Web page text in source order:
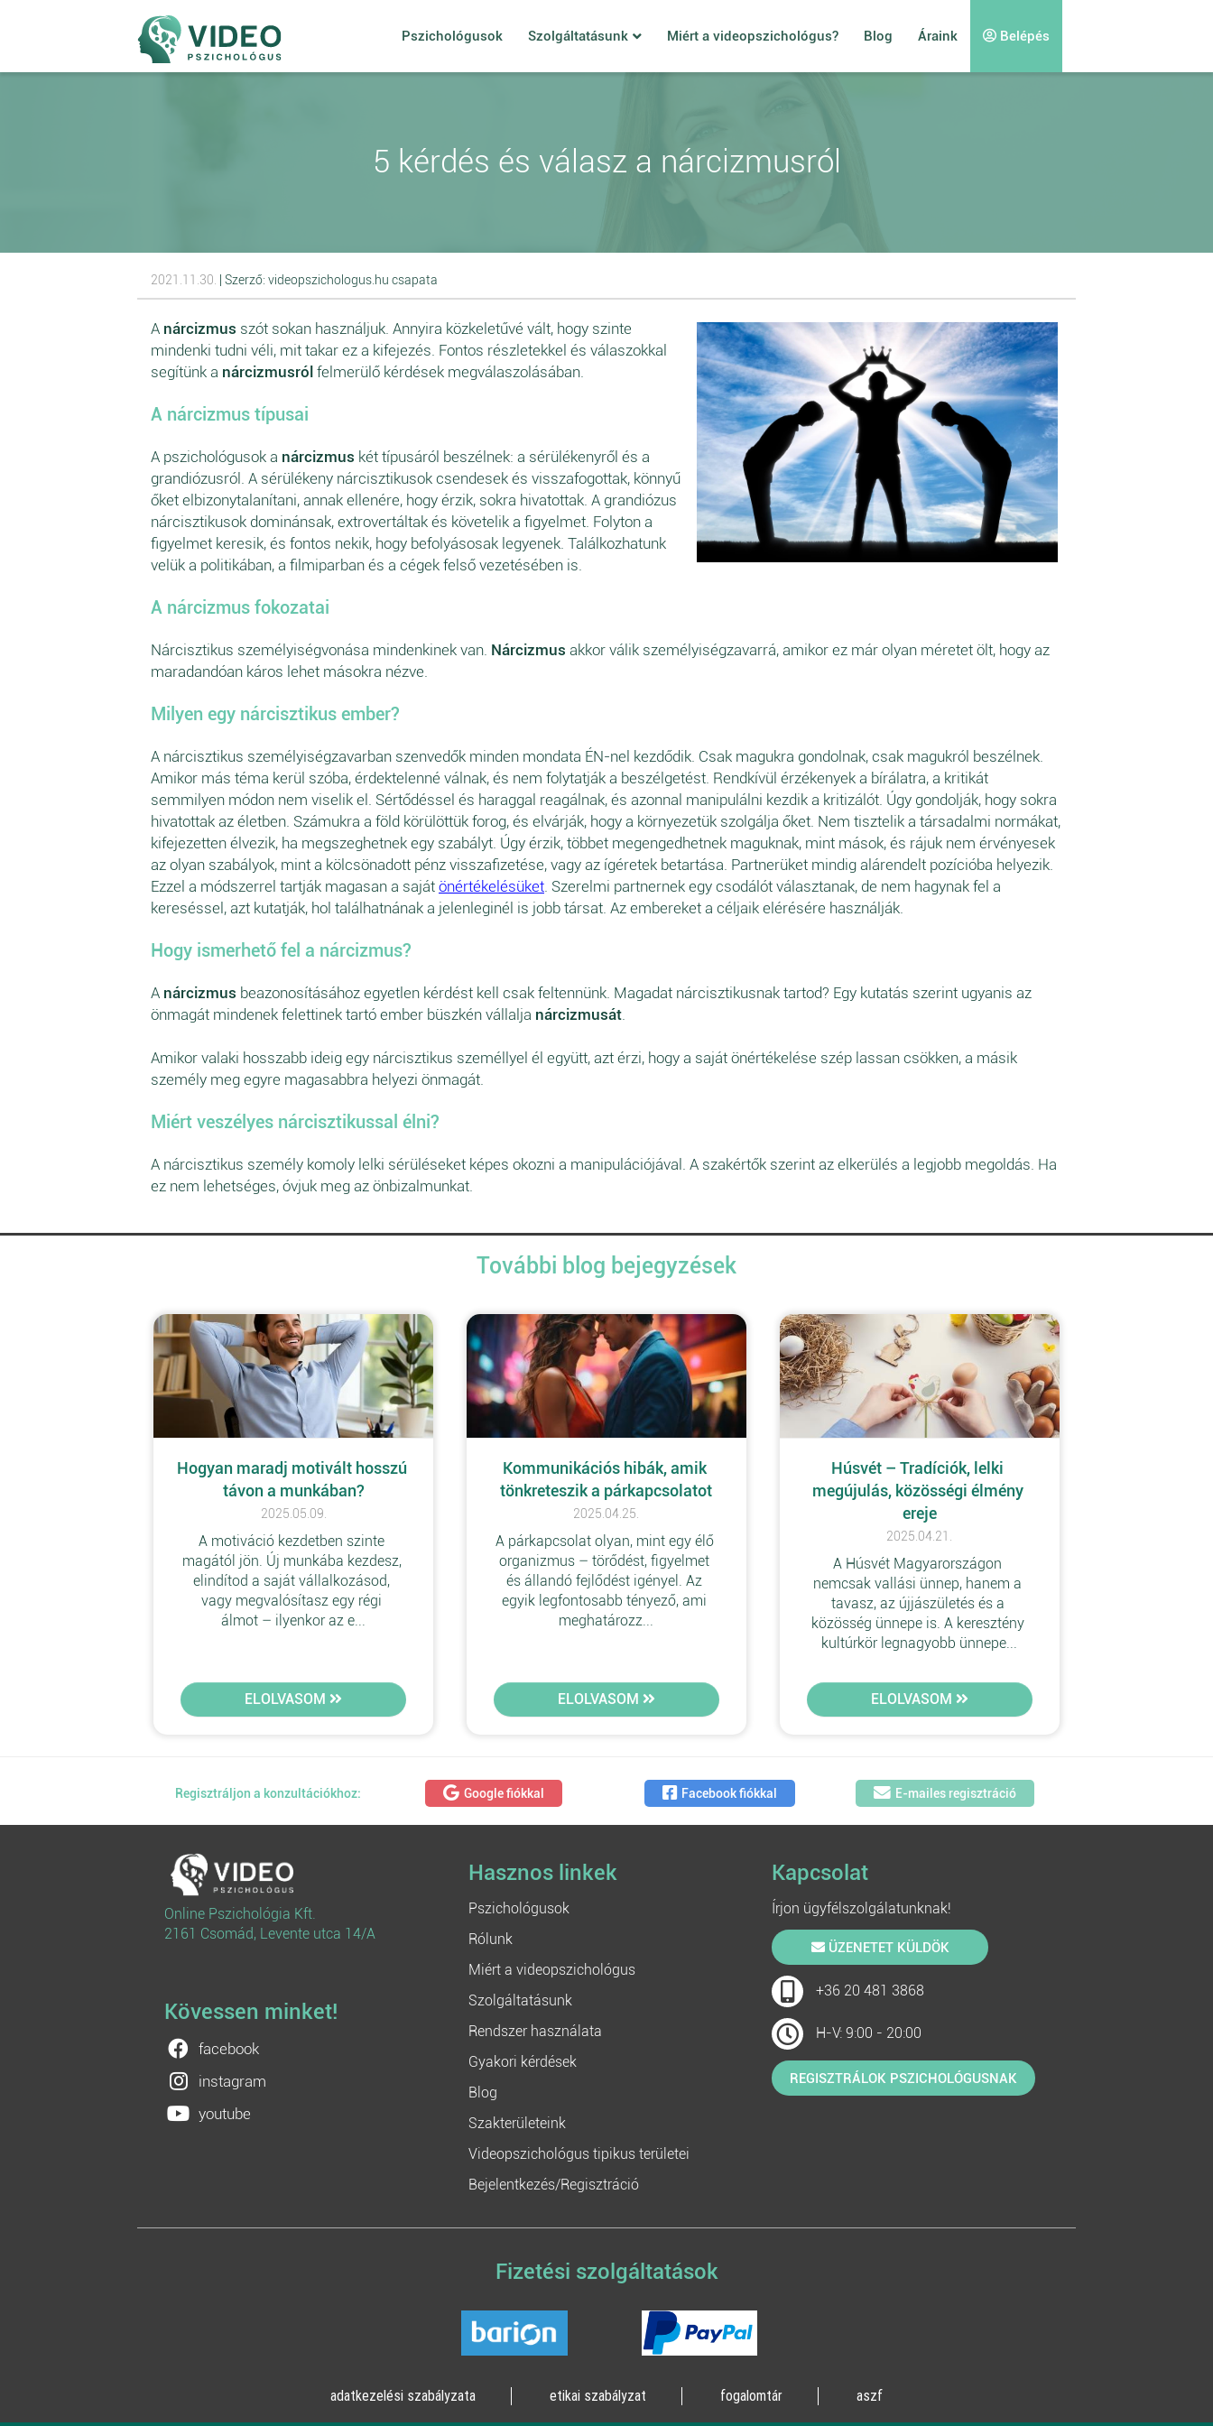
Pszichológusok Szolgáltatásunk Miért a videopszichológus? Blog Áraink Belépés
5 kérdés és válasz a nárcizmusról
2021.11.30. | Szerző: videopszichologus.hu csapata
A nárcizmus szót sokan használjuk. Annyira közkeletűvé vált, hogy szinte
mindenki tudni véli, mit takar ez a kifejezés. Fontos részletekkel és válaszokkal
segítünk a nárcizmusról felmerülő kérdések megválaszolásában.
A nárcizmus típusai
A pszichológusok a nárcizmus két típusáról beszélnek: a sérülékenyről és a
grandiózusról. A sérülékeny nárcisztikusok csendesek és visszafogottak, könnyű
őket elbizonytalanítani, annak ellenére, hogy érzik, sokra hivatottak. A grandiózus
nárcisztikusok dominánsak, extrovertáltak és követelik a figyelmet. Folyton a
figyelmet keresik, és fontos nekik, hogy befolyásosak legyenek. Találkozhatunk
velük a politikában, a filmiparban és a cégek felső vezetésében is.
A nárcizmus fokozatai
Nárcisztikus személyiségvonása mindenkinek van. Nárcizmus akkor válik személyiségzavarrá, amikor ez már olyan méretet ölt, hogy az
maradandóan káros lehet másokra nézve.
Milyen egy nárcisztikus ember?
A nárcisztikus személyiségzavarban szenvedők minden mondata ÉN-nel kezdődik. Csak magukra gondolnak, csak magukról beszélnek.
Amikor más téma kerül szóba, érdektelenné válnak, és nem folytatják a beszélgetést. Rendkívül érzékenyek a bírálatra, a kritikát
semmilyen módon nem viselik el. Sértődéssel és haraggal reagálnak, és azonnal manipulálni kezdik a kritizálót. Úgy gondolják, hogy sokra
hivatottak az életben. Számukra a föld körülöttük forog, és elvárják, hogy a környezetük szolgálja őket. Nem tisztelik a társadalmi normákat,
kifejezetten élvezik, ha megszeghetnek egy szabályt. Úgy érzik, többet megengedhetnek maguknak, mint mások, és rájuk nem érvényesek
az olyan szabályok, mint a kölcsönadott pénz visszafizetése, vagy az ígéretek betartása. Partnerüket mindig alárendelt pozícióba helyezik.
Ezzel a módszerrel tartják magasan a saját önértékelésüket . Szerelmi partnernek egy csodálót választanak, de nem hagynak fel a
kereséssel, azt kutatják, hol találhatnának a jelenleginél is jobb társat. Az embereket a céljaik elérésére használják.
Hogy ismerhető fel a nárcizmus?
A nárcizmus beazonosításához egyetlen kérdést kell csak feltennünk. Magadat nárcisztikusnak tartod? Egy kutatás szerint ugyanis az
önmagát mindenek felettinek tartó ember büszkén vállalja nárcizmusát
Amikor valaki hosszabb ideig egy nárcisztikus személlyel él együtt, azt érzi, hogy a saját önértékelése szép lassan csökken, a másik
személy meg egyre magasabbra helyezi önmagát.
Miért veszélyes nárcisztikussal élni?
A nárcisztikus személy komoly lelki sérüléseket képes okozni a manipulációjával. A szakértők szerint az elkerülés a legjobb megoldás. Ha
ez nem lehetséges, óvjuk meg az önbizalmunkat.
További blog bejegyzések
Hogyan maradj motivált hosszú
távon a munkában?
2025.05.09.
A motiváció kezdetben szinte
magától jön. Új munkába kezdesz,
elindítod a saját vállalkozásod,
vagy megvalósítasz egy régi
álmot – ilyenkor az e...
ELOLVASOM
Kommunikációs hibák, amik
tönkreteszik a párkapcsolatot
2025.04.25.
A párkapcsolat olyan, mint egy élő
organizmus – törődést, figyelmet
és állandó fejlődést igényel. Az
egyik legfontosabb tényező, ami
meghatározz...
ELOLVASOM
Húsvét – Tradíciók, lelki
megújulás, közösségi élmény
ereje
2025.04.21.
A Húsvét Magyarországon
nemcsak vallási ünnep, hanem a
tavasz, az újjászületés és a
közösség ünnepe is. A keresztény
kultúrkör legnagyobb ünnepe...
ELOLVASOM
Regisztráljon a konzultációkhoz: Google fiókkal Facebook fiókkal E-mailes regisztráció
Online Pszichológia Kft.
2161 Csomád, Levente utca 14/A
Kövessen minket!
facebook
instagram
youtube
Hasznos linkek
Pszichológusok
Rólunk
Miért a videopszichológus
Szolgáltatásunk
Rendszer használata
Gyakori kérdések
Blog
Szakterületeink
Videopszichológus tipikus területei
Bejelentkezés/Regisztráció
Kapcsolat
Írjon ügyfélszolgálatunknak!
ÜZENETET KÜLDÖK
+36 20 481 3868
H-V: 9:00 - 20:00
REGISZTRÁLOK PSZICHOLÓGUSNAK
Fizetési szolgáltatások
adatkezelési szabályzata etikai szabályzat fogalomtár aszf